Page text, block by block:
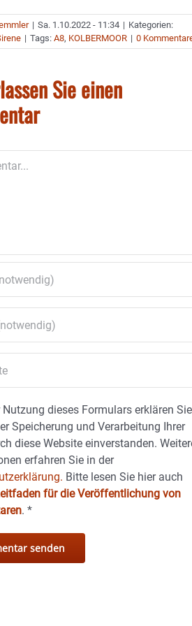
| Sa. 1.10.2022 - 11:34 | Kategorien:
| Tags:A8, KOLBERMOOR | 0
Sie einen
Nutzung dieses Formulars erklären Sie
Speicherung und Verarbeitung Ihrer
diese Website einverstanden.
erfahren Sie in der
Bitte lesen Sie hier auch
für die Veröffentlichung von
.*